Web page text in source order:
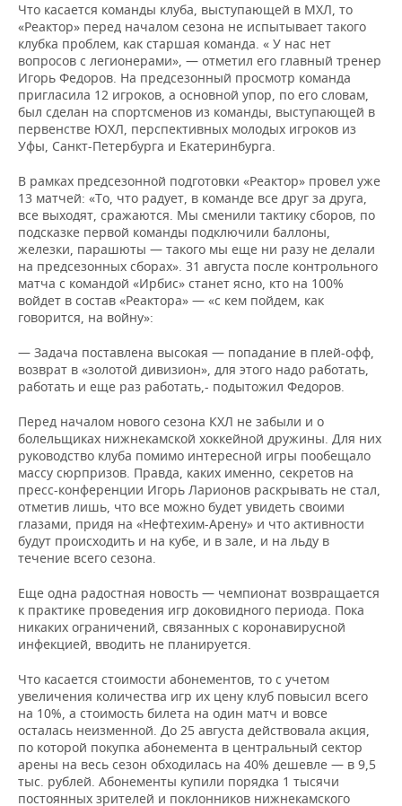
Что касается команды клуба, выступающей в МХЛ, то
«Реактор» перед началом сезона не испытывает такого
клубка проблем, как старшая команда. « У нас нет
вопросов с легионерами», — отметил его главный тренер
Игорь Федоров. На предсезонный просмотр команда
пригласила 12 игроков, а основной упор, по его словам,
был сделан на спортсменов из команды, выступающей в
первенстве ЮХЛ, перспективных молодых игроков из
Уфы, Санкт-Петербурга и Екатеринбурга.
В рамках предсезонной подготовки «Реактор» провел уже
13 матчей: «То, что радует, в команде все друг за друга,
все выходят, сражаются. Мы сменили тактику сборов, по
подсказке первой команды подключили баллоны,
железки, парашюты — такого мы еще ни разу не делали
на предсезонных сборах». 31 августа после контрольного
матча с командой «Ирбис» станет ясно, кто на 100%
войдет в состав «Реактора» — «с кем пойдем, как
говорится, на войну»:
— Задача поставлена высокая — попадание в плей-офф,
возврат в «золотой дивизион», для этого надо работать,
работать и еще раз работать,- подытожил Федоров.
Перед началом нового сезона КХЛ не забыли и о
болельщиках нижнекамской хоккейной дружины. Для них
руководство клуба помимо интересной игры пообещало
массу сюрпризов. Правда, каких именно, секретов на
пресс-конференции Игорь Ларионов раскрывать не стал,
отметив лишь, что все можно будет увидеть своими
глазами, придя на «Нефтехим-Арену» и что активности
будут происходить и на кубе, и в зале, и на льду в
течение всего сезона.
Еще одна радостная новость — чемпионат возвращается
к практике проведения игр доковидного периода. Пока
никаких ограничений, связанных с коронавирусной
инфекцией, вводить не планируется.
Что касается стоимости абонементов, то с учетом
увеличения количества игр их цену клуб повысил всего
на 10%, а стоимость билета на один матч и вовсе
осталась неизменной. До 25 августа действовала акция,
по которой покупка абонемента в центральный сектор
арены на весь сезон обходилась на 40% дешевле — в 9,5
тыс. рублей. Абонементы купили порядка 1 тысячи
постоянных зрителей и поклонников нижнекамского